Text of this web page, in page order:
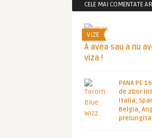
CELE MAI COMENTATE
VIZE
A avea sau a nu
viza !
PANA PE
de zbor
Italia,
Belgia,
prelungita